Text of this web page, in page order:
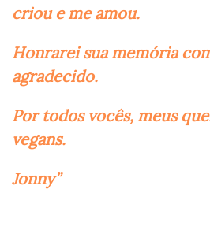
criou e me amou.
Honrarei sua memória
agradecido.
Por todos vocês, meus
vegans.
Jonny”